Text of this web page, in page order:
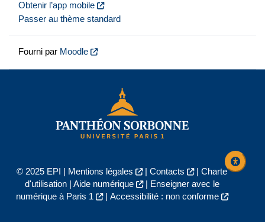
Obtenir l’app mobile
Passer au thème standard
Fourni par Moodle
© 2025 EPI | Mentions légales | Contacts | Charte
d'utilisation| Aide numérique |
Enseigner avec le
numérique à Paris 1
| Accessibilité : non conforme